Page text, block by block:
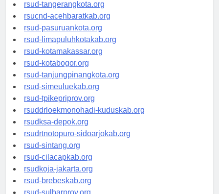
rsud-tangerangkota.org
rsucnd-acehbaratkab.org
rsud-pasuruankota.org
rsud-limapuluhkotakab.org
rsud-kotamakassar.org
rsud-kotabogor.org
rsud-tanjungpinangkota.org
rsud-simeuluekab.org
rsud-tpikepriprov.org
rsuddrloekmonohadi-kuduskab.org
rsudksa-depok.org
rsudrtnotopuro-sidoarjokab.org
rsud-sintang.org
rsud-cilacapkab.org
rsudkoja-jakarta.org
rsud-brebeskab.org